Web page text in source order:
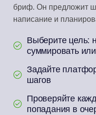
бриф. Он предложит
написание и
Выберите цель:
суммировать
Задайте
шагов
Проверяйте
попадания в